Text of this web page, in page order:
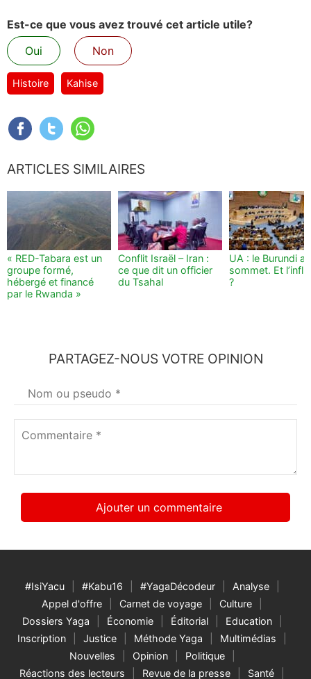
Est-ce que vous avez trouvé cet article utile?
Oui
Non
Histoire Kahise
ARTICLES SIMILAIRES
« RED-Tabara est un
groupe formé,
hébergé et financé
par le Rwanda »
Conflit Israël – Iran :
ce que dit un officier
du Tsahal
UA : le Burundi au
sommet. Et
?
PARTAGEZ-NOUS VOTRE OPINION
Votre
nom*
#IsiYacu #Kabu16 #YagaDécodeur
Analyse
Appel d'offre
Carnet de voyage
Culture
Dossiers Yaga
Économie Éditorial
Education
Inscription
Justice Méthode Yaga
Multimédias
Nouvelles
Opinion
Politique
Réactions des lecteurs
Revue de la presse Santé